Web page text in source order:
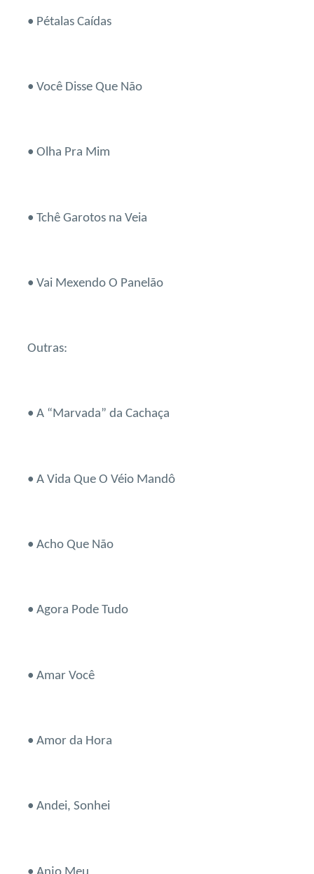
• Pétalas Caídas
• Você Disse Que Não
• Olha Pra Mim
• Tchê Garotos na Veia
• Vai Mexendo O Panelão
Outras:
• A “Marvada” da Cachaça
• A Vida Que O Véio Mandô
• Acho Que Não
• Agora Pode Tudo
• Amar Você
• Amor da Hora
• Andei, Sonhei